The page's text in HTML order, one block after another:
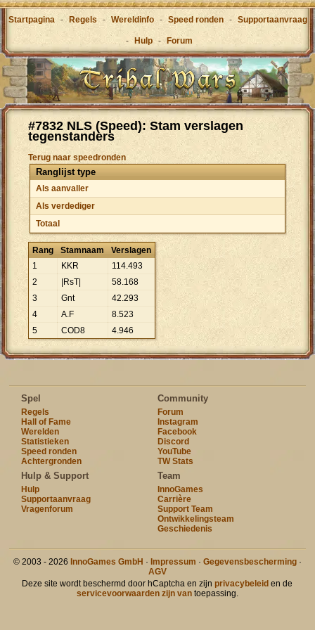
Startpagina - Regels - Wereldinfo - Speed ronden - Supportaanvraag
- Hulp - Forum
#7832 NLS (Speed): Stam verslagen
tegenstanders
Terug naar speedronden
Ranglijst type
Als aanvaller
Als verdediger
Totaal
Rang Stamnaam
Verslagen
1
KKR 114.493
2
|RsT| 58.168
3
Gnt 42.293
4
A.F 8.523
5
COD8 4.946
Spel
Regels
Hall of Fame
Werelden
Statistieken
Speed ronden
Achtergronden
Community
Forum
Instagram
Facebook
Discord
YouTube
TW Stats
Hulp & Support
Hulp
Supportaanvraag
Vragenforum
Team
InnoGames
Carrière
Support Team
Ontwikkelingsteam
Geschiedenis
© 2003 - 2026 InnoGames GmbH · Impressum · Gegevensbescherming·
AGV
Deze site wordt beschermd door hCaptcha en zijnprivacybeleid en de
servicevoorwaarden zijn vantoepassing.